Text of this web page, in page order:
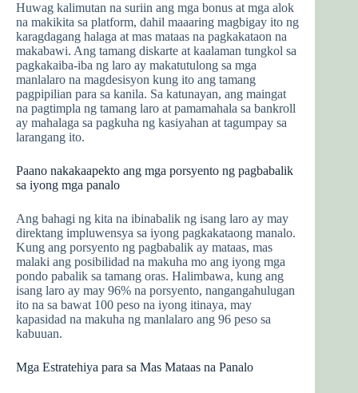
Huwag kalimutan na suriin ang mga bonus at mga alok
na makikita sa platform, dahil maaaring magbigay ito ng
karagdagang halaga at mas mataas na pagkakataon na
makabawi. Ang tamang diskarte at kaalaman tungkol sa
pagkakaiba-iba ng laro ay makatutulong sa mga
manlalaro na magdesisyon kung ito ang tamang
pagpipilian para sa kanila. Sa katunayan, ang maingat
na pagtimpla ng tamang laro at pamamahala sa bankroll
ay mahalaga sa pagkuha ng kasiyahan at tagumpay sa
larangang ito.
Paano nakakaapekto ang mga porsyento ng pagbabalik
sa iyong mga panalo
Ang bahagi ng kita na ibinabalik ng isang laro ay may
direktang impluwensya sa iyong pagkakataong manalo.
Kung ang porsyento ng pagbabalik ay mataas, mas
malaki ang posibilidad na makuha mo ang iyong mga
pondo pabalik sa tamang oras. Halimbawa, kung ang
isang laro ay may 96% na porsyento, nangangahulugan
ito na sa bawat 100 peso na iyong itinaya, may
kapasidad na makuha ng manlalaro ang 96 peso sa
kabuuan.
Mga Estratehiya para sa Mas Mataas na Panalo